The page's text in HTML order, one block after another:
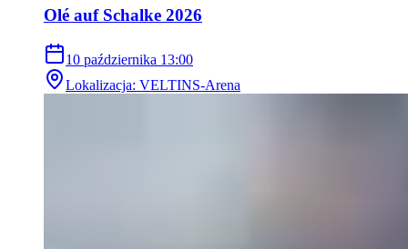
Olé auf Schalke 2026
10 października 13:00
Lokalizacja: VELTINS-Arena